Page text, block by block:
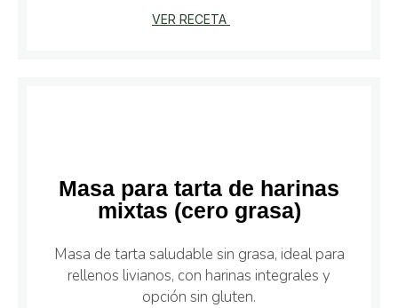
VER RECETA
Masa para tarta de harinas
mixtas (cero grasa)
Masa de tarta saludable sin grasa, ideal para
rellenos livianos, con harinas integrales y
opción sin gluten.